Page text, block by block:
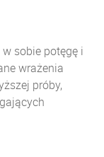
sobie potęgę i
wrażenia
próby,